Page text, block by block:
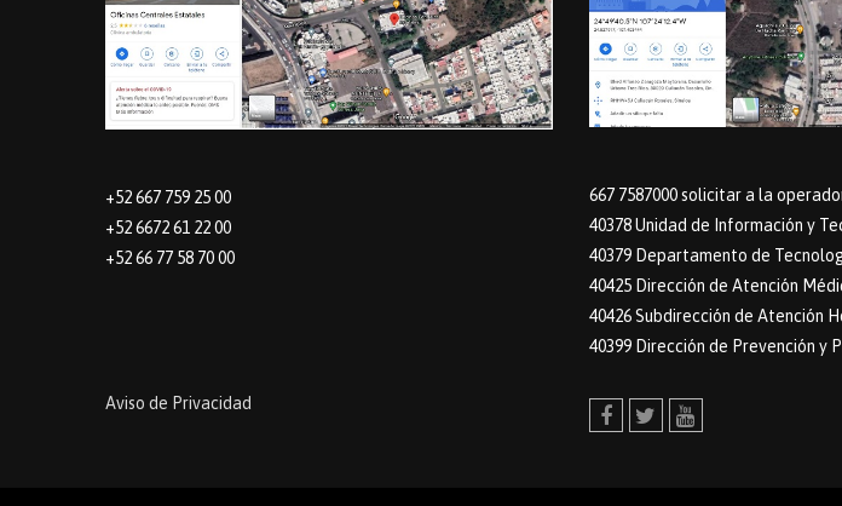
+52 667 759 25 00
+52 6672 61 22 00
+52 66 77 58 70 00
Aviso de Privacidad
667 7587000 solicitar a la
40378 Unidad de Información y
40379 Departamento de
40425 Dirección de Atención
40426 Subdirección de Atención
40399 Dirección de Prevención y